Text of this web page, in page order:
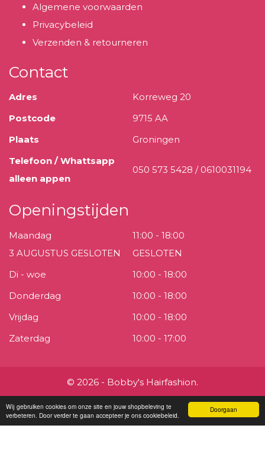
Doorgaan
Wij gebruiken cookies om onze site en jouw shopbeleving te
verbeteren. Door verder te gaan accepteer je ons cookiebeleid.
Algemene voorwaarden
Privacybeleid
Verzenden & retourneren
Contact
Adres
Korreweg 20
Postcode
9715 AA
Plaats
Groningen
Telefoon / Whattsapp
alleen appen
050 573 5428 / 0610031194
Openingstijden
Maandag
3 AUGUSTUS GESLOTEN
11:00 - 18:00
GESLOTEN
Di - woe
10:00 - 18:00
Donderdag
10:00 - 18:00
Vrijdag
10:00 - 18:00
Zaterdag
10:00 - 17:00
© 2026 - Bobby's Hairfashion.